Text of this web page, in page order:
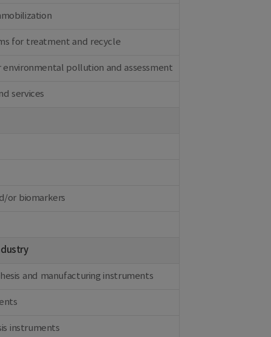
for treatment and recycle
environmental pollution and assessment
services
or biomarkers
and manufacturing instruments
instruments